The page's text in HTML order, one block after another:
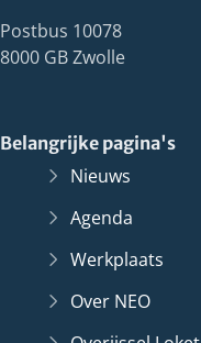
Postbus 10078
8000 GB Zwolle
Belangrijke pagina's
Nieuws
Agenda
Werkplaats
Over NEO